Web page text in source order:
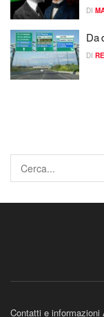
DI
Da
DI
Contatti e informazioni